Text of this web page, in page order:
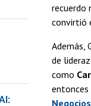
recuerdo
convirtió
Además,
de
como
entonces